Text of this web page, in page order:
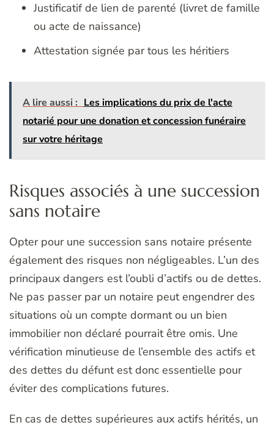
Justificatif de lien de parenté (livret de famille
ou acte de naissance)
Attestation signée par tous les héritiers
A lire aussi : Les implications du prix de l'acte
notarié pour une donation et concession funéraire
sur votre héritage
Risques associés à une succession
sans notaire
Opter pour une succession sans notaire présente
également des risques non négligeables. L’un des
principaux dangers est l’oubli d’actifs ou de dettes.
Ne pas passer par un notaire peut engendrer des
situations où un compte dormant ou un bien
immobilier non déclaré pourrait être omis. Une
vérification minutieuse de l’ensemble des actifs et
des dettes du défunt est donc essentielle pour
éviter des complications futures.
En cas de dettes supérieures aux actifs hérités, un